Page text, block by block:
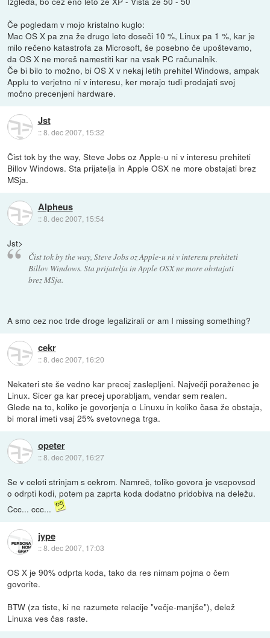
Če pogledam v mojo kristalno kuglo:
Mac OS X pa zna že drugo leto doseči 10 %, Linux pa 1 %, kar je
milo rečeno katastrofa za Microsoft, še posebno če upoštevamo,
da OS X ne moreš namestiti kar na vsak PC računalnik.
Če bi bilo to možno, bi OS X v nekaj letih prehitel Windows, ampak
Applu to verjetno ni v interesu, ker morajo tudi prodajati svoj
močno precenjeni hardware.
Jst
::8. dec 2007, 15:32
Čist tok by the way, Steve Jobs oz Apple-u ni v interesu prehiteti
Billov Windows. Sta prijatelja in Apple OSX ne more obstajati brez
MSja.
Alpheus
::8. dec 2007, 15:54
Jst>
Čist tok by the way, Steve Jobs oz Apple-u ni v interesu prehiteti
Billov Windows. Sta prijatelja in Apple OSX ne more obstajati
brez MSja.
A smo cez noc trde droge legalizirali or am I missing something?
cekr
::8. dec 2007, 16:20
Nekateri ste še vedno kar precej zaslepljeni. Največji poraženec je
Linux. Sicer ga kar precej uporabljam, vendar sem realen.
Glede na to, koliko je govorjenja o Linuxu in koliko časa že obstaja,
bi moral imeti vsaj 25% svetovnega trga.
opeter
::8. dec 2007, 16:27
Se v celoti strinjam s cekrom. Namreč, toliko govora je vsepovsod
o odrpti kodi, potem pa zaprta koda dodatno pridobiva na deležu.
Ccc... ccc...
jype
::8. dec 2007, 17:03
OS X je 90% odprta koda, tako da res nimam pojma o čem
govorite.
BTW (za tiste, ki ne razumete relacije "večje-manjše"), delež
Linuxa ves čas raste.